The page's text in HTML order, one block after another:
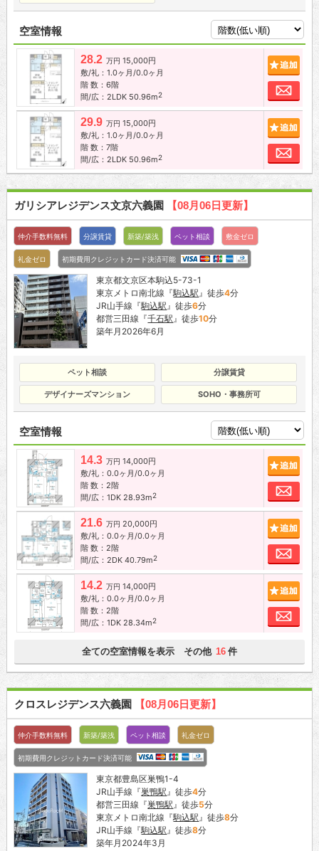
空室情報
28.2 万円 15,000円
敷/礼：1.0ヶ月/0.0ヶ月
階 数：6階
間/広：2LDK 50.96m2
お
29.9 万円 15,000円
敷/礼：1.0ヶ月/0.0ヶ月
階 数：7階
間/広：2LDK 50.96m2
お
ガリシアレジデンス文京六義園 【08月06日更新】
仲介手数料無料 分譲賃貸 新築/築浅 ペット相談 敷金ゼロ
礼金ゼロ 初期費用クレジットカード決済可能
東京都文京区本駒込5-73-1
東京メトロ南北線『駒込駅』徒歩4分
JR山手線『駒込駅』徒歩6分
都営三田線『千石駅』徒歩10分
築年月2026年6月
ペット相談 分譲賃貸
デザイナーズマンション SOHO・事務所可
空室情報
14.3 万円 14,000円
敷/礼：0.0ヶ月/0.0ヶ月
階 数：2階
間/広：1DK 28.93m2
追加
お
21.6 万円 20,000円
敷/礼：0.0ヶ月/0.0ヶ月
階 数：2階
間/広：2DK 40.79m2
お
14.2 万円 14,000円
敷/礼：0.0ヶ月/0.0ヶ月
階 数：2階
間/広：1DK 28.34m2
お
全ての空室情報を表示 その他 16 件
クロスレジデンス六義園 【08月06日更新】
仲介手数料無料 新築/築浅 ペット相談 礼金ゼロ
初期費用クレジットカード決済可能
東京都豊島区巣鴨1-4
JR山手線『巣鴨駅 』徒歩4分
都営三田線『巣鴨駅 』徒歩5分
東京メトロ南北線『駒込駅 』徒歩8分
JR山手線『駒込駅 』徒歩8分
築年月2024年3月